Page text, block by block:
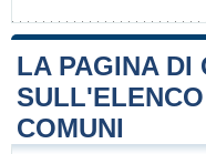
LA PAGINA DI
COMUNI